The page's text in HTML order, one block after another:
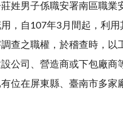
姓男子係職安署南區職業
，自107年3月間起，利
查之職權，於稽查時，
公司、營造商或下包廠
位在屏東縣、臺南市多